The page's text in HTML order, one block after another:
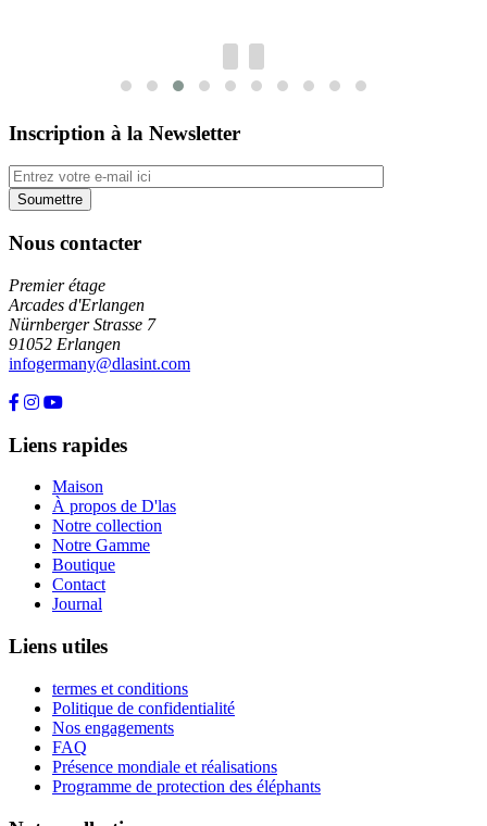
Inscription à la Newsletter
Nous contacter
Premier étage
Arcades d'Erlangen
Nürnberger Strasse 7
91052 Erlangen
infogermany@dlasint.com
Liens rapides
Maison
À propos de D'las
Notre collection
Notre Gamme
Boutique
Contact
Journal
Liens utiles
termes et conditions
Politique de confidentialité
Nos engagements
FAQ
Présence mondiale et réalisations
Programme de protection des éléphants